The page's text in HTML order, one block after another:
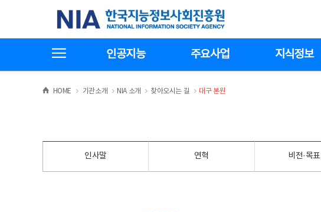
기
한국지능정보사회진흥원
인공지능 주요사업 지식정보
HOME >
기관소개 >NIA 소개 >
찾아오시는 길 >
대구 본원
인사말 연혁 비전·목표